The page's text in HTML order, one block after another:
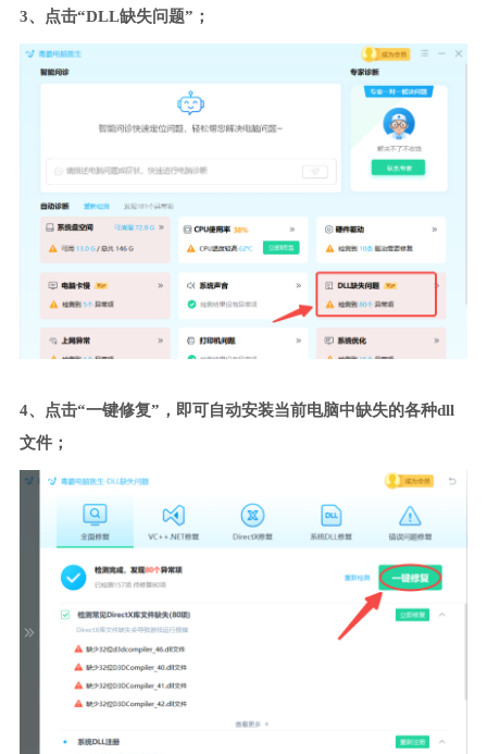
3、点击“DLL缺失问题”；
4、点击“一键修复”，即可自动安装当前电脑中缺失的各种dll
文件；